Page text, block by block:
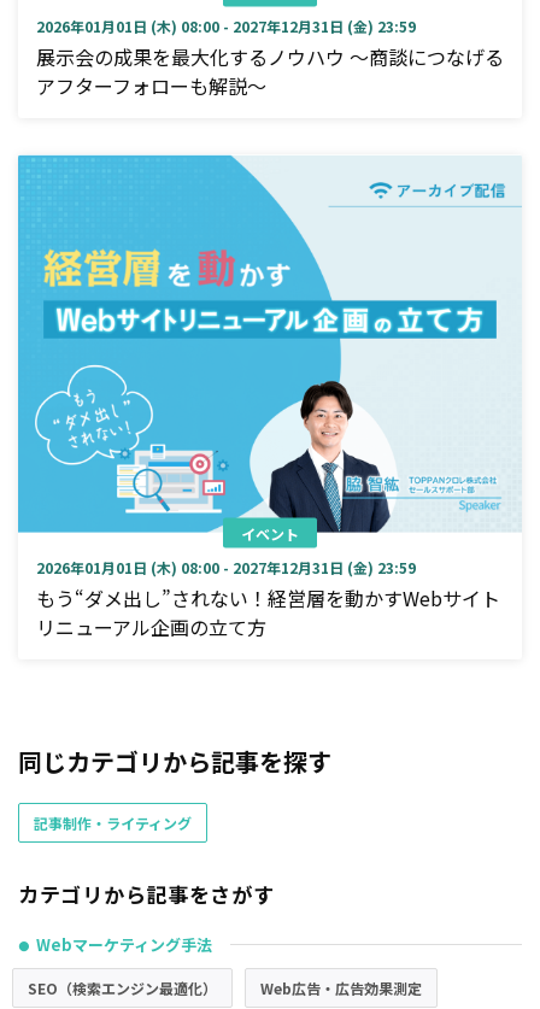
2026年01月01日 (木) 08:00 - 2027年12月31日 (金) 23:59
展示会の成果を最大化するノウハウ ～商談につなげる
アフターフォローも解説～
イベント
2026年01月01日 (木) 08:00 - 2027年12月31日 (金) 23:59
もう“ダメ出し”されない！経営層を動かすWebサイト
リニューアル企画の立て方
同じカテゴリから記事を探す
記事制作・ライティング
カテゴリから記事をさがす
● Webマーケティング手法
SEO（検索エンジン最適化） Web広告・広告効果測定